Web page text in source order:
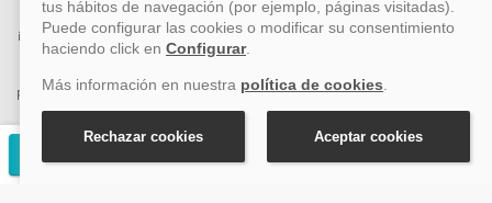
mediante el impulso de la innovación, el desarrollo tecnológico, la
investigación de calidad y el uso seguro y fiable del ciberespacio. Gracias a
esta financiación, la empresa ha puesto en marcha un Plan de Acción
promoviendo la innovación y la ciberseguridad. Para ello, ha contado con el
apoyo de los programas Pyme Innova y Pyme Cibersegura de la Cámara
de Comercio de Málaga. #EuropaSeSiente